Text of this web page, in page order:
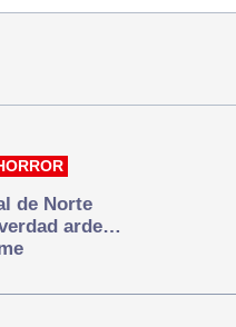
de Norte
arde…